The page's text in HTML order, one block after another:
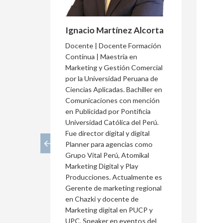
Ignacio Martínez Alcorta
Docente | Docente Formación
Continua | Maestría en
Marketing y Gestión Comercial
por la Universidad Peruana de
Ciencias Aplicadas. Bachiller en
Comunicaciones con mención
en Publicidad por Pontificia
Universidad Católica del Perú.
Fue director digital y digital
Planner para agencias como
Grupo Vital Perú, Atomikal
Marketing Digital y Play
Producciones. Actualmente es
Gerente de marketing regional
en Chazki y docente de
Marketing digital en PUCP y
UPC. Speaker en eventos del